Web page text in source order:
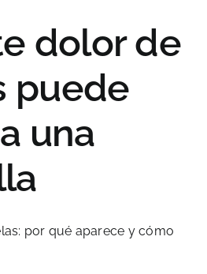
dolor de
puede
una
por qué aparece y cómo